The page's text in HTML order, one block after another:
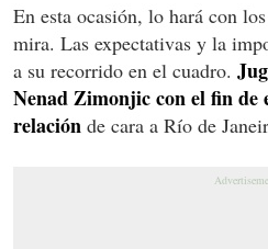
En esta ocasión, lo hará con
mira. Las expectativas y la
a su recorrido en el cuadro.
Nenad Zimonjic con el fin de
relación de cara a Río de